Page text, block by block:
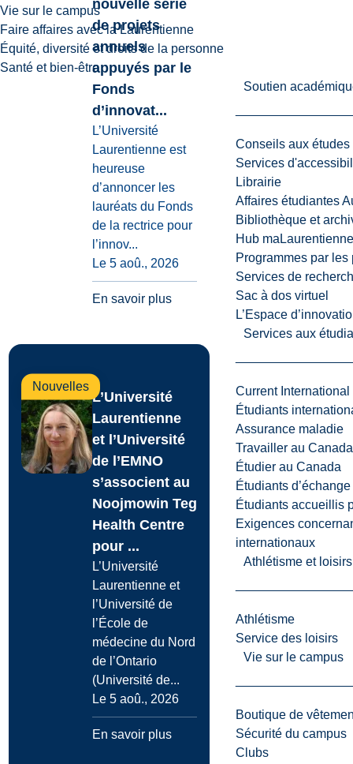
Vie sur le campus
Faire affaires avec la Laurentienne
Équité, diversité et droits de la personne
Santé et bien-être
Soutien
Conseils aux études
Services
Librairie
Affaires étudiantes
Bibliothèque et
Hub maLaurentienne
Programmes par les
Services de
Sac à dos virtuel
L’Espace
Services aux
Current International
Étudiants
Assurance maladie
Travailler au Canada
Étudier au Canada
Étudiants
Étudiants accueillis
Exigences
internationaux
Athlétisme et
Athlétisme
Service des loisirs
Vie sur le campus
Boutique de
Sécurité du campus
Clubs
nouvelle série
de projets
annuels
appuyés par le
Fonds
d’innovat...
L’Université
Laurentienne est
heureuse
d’annoncer les
lauréats du Fonds
de la rectrice pour
l’innov...
Le 5 aoû., 2026
En savoir plus
Nouvelles
L’Université
Laurentienne
et l’Université
de l’EMNO
s’associent au
Noojmowin Teg
Health Centre
pour ...
L’Université
Laurentienne et
l’Université de
l’École de
médecine du Nord
de l’Ontario
(Université de...
Le 5 aoû., 2026
En savoir plus